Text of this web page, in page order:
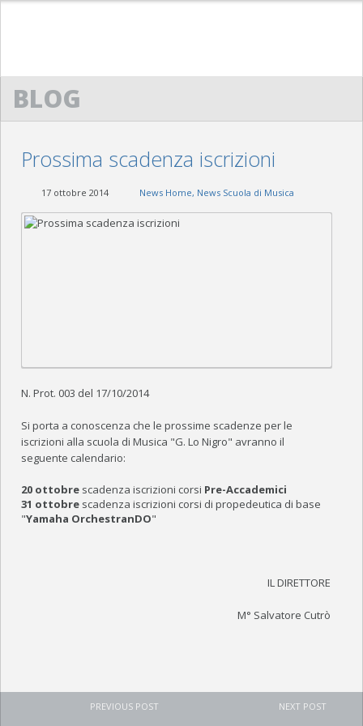
ACM
BANDA “G. VERDI”
BLOG
Prossima scadenza iscrizioni
17 ottobre 2014 News Home, News Scuola di Musica
N. Prot. 003 del 17/10/2014
Si porta a conoscenza che le prossime scadenze per le
iscrizioni alla scuola di Musica "G. Lo Nigro" avranno il
seguente calendario:
20 ottobre scadenza iscrizioni corsi Pre-Accademici
31 ottobre scadenza iscrizioni corsi di propedeutica di base
"Yamaha OrchestranDO"
IL DIRETTORE
M° Salvatore Cutrò
PREVIOUS POST NEXT POST